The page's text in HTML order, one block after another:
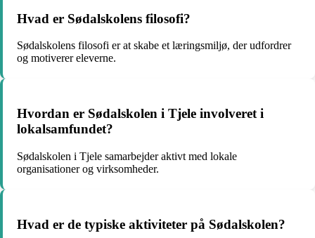
Hvad er Sødalskolens filosofi?
Sødalskolens filosofi er at skabe et læringsmiljø, der udfordrer
og motiverer eleverne.
Hvordan er Sødalskolen i Tjele involveret i
lokalsamfundet?
Sødalskolen i Tjele samarbejder aktivt med lokale
organisationer og virksomheder.
Hvad er de typiske aktiviteter på Sødalskolen?